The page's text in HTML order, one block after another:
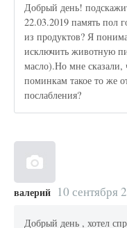
Добрый день!
22.03.2019 память пол
из продуктов? Я
исключить животную
масло).Но мне сказали,
поминкам такое то же
послабления?
валерий 10 сентября
Добрый день , хотел